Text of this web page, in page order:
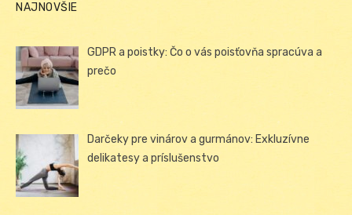
NAJNOVŠIE
GDPR a poistky: Čo o vás poisťovňa spracúva a
prečo
Darčeky pre vinárov a gurmánov: Exkluzívne
delikatesy a príslušenstvo